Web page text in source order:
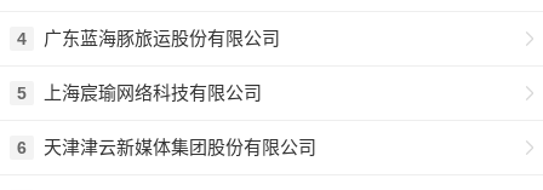
4 广东蓝海豚旅运股份有限公司
5 上海宸瑜网络科技有限公司
6 天津津云新媒体集团股份有限公司